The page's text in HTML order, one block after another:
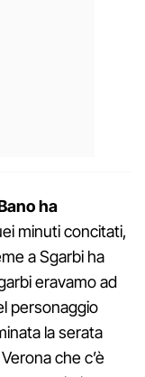
ha
minuti concitati,
a Sgarbi ha
eravamo ad
personaggio
la serata
che c’è